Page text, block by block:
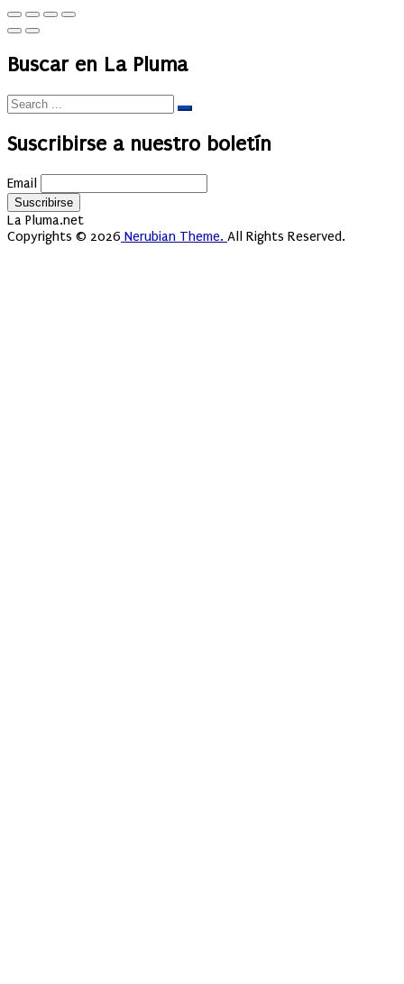
Buscar en La Pluma
Suscribirse a nuestro boletín
Email
La Pluma.net
Copyrights © 2026 Nerubian Theme. All Rights Reserved.